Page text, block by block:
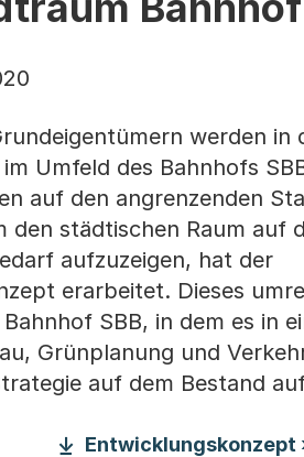
werden in
Umfeld des Bahnhofs
auf den angrenzenden
den städtischen Raum auf
aufzuzeigen, hat der
erarbeitet. Dieses
SBB, in dem es in
Grünplanung und
auf dem Bestand
Download)Entwicklungskonzept